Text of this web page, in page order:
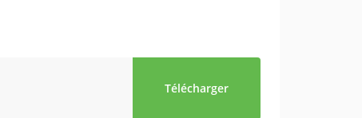
Télécharger